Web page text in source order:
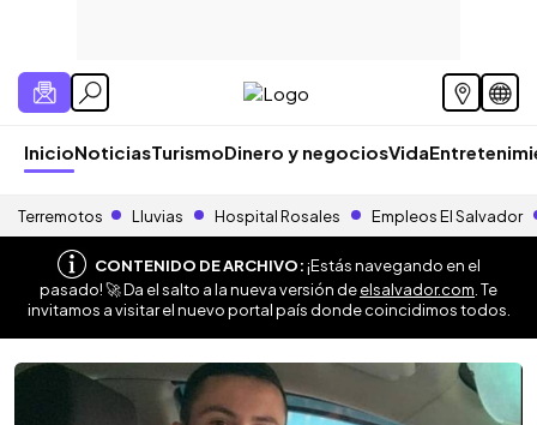
InicioNoticiasTurismoDinero y negociosVida
Terremotos Lluvias Hospital Rosales Empleos El Salvador
CONTENIDO DE ARCHIVO:¡Estás navegando en el
pasado! 🚀 Da el salto a la nueva versión deelsalvador.com . Te
invitamos a visitar el nuevo portal país donde coincidimos todos.